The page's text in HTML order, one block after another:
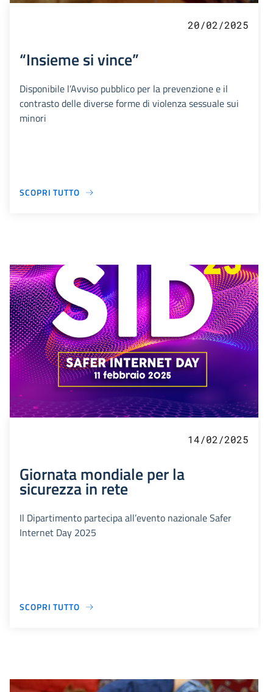
20/02/2025
“Insieme si vince”
Disponibile l’Avviso pubblico per la prevenzione e il
contrasto delle diverse forme di violenza sessuale sui
minori
SCOPRI TUTTO
14/02/2025
Giornata mondiale per la
sicurezza in rete
Il Dipartimento partecipa all’evento nazionale Safer
Internet Day 2025
SCOPRI TUTTO